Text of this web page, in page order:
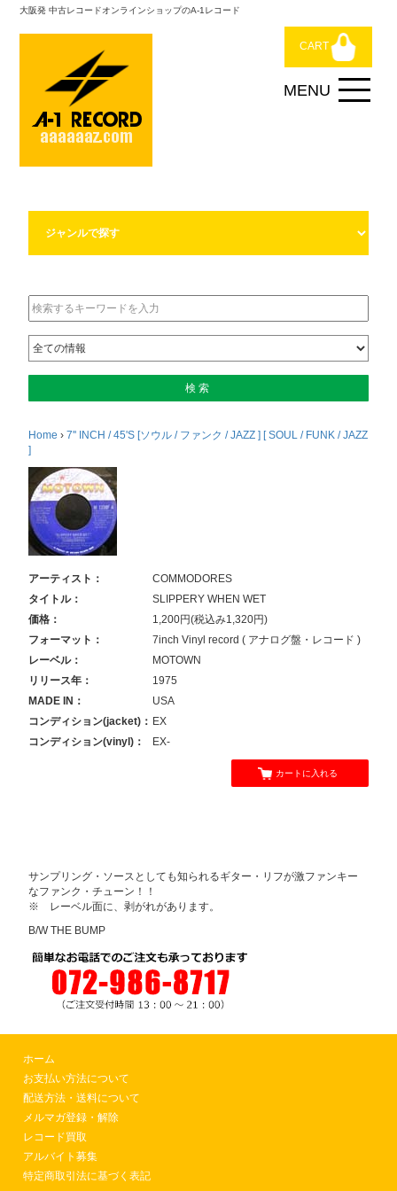
大阪発 中古レコードオンラインショップのA-1レコード
CART
Home ›7'' INCH / 45'S [ソウル / ファンク / JAZZ ] [ SOUL / FUNK / JAZZ
]
アーティスト：
COMMODORES
タイトル：
SLIPPERY WHEN WET
価格：
1,200円(税込み1,320円)
フォーマット：
7inch Vinyl record ( アナログ盤・レコード )
レーベル：
MOTOWN
リリース年：
1975
MADE IN：
USA
コンディション(jacket)： EX
コンディション(vinyl)：
EX-
カートに入れる
サンプリング・ソースとしても知られるギター・リフが激ファンキー
なファンク・チューン！！
※ レーベル面に、剥がれがあります。
B/W THE BUMP
ホーム
お支払い方法について
配送方法・送料について
メルマガ登録・解除
レコード買取
アルバイト募集
特定商取引法に基づく表記